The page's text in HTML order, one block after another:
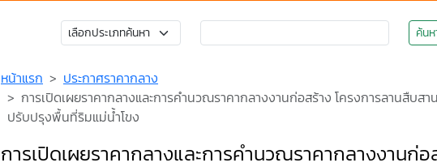
ค้น
หน้าแรก
ประกาศราคากลาง
การเปิดเผยราคากลางและการคำนวณราคากลางงานก่อสร้าง โครงการลานสืบส
ปรับปรุงพื้นที่ริมแม่น้ำโขง
การเปิดเผยราคากลางและการคำนวณราคากลางงานก่อ